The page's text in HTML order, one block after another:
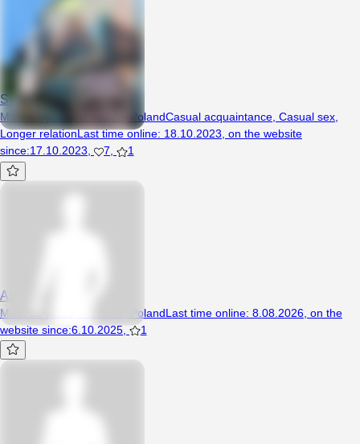
Sex333
Man, 37 years, Krzepice, PolandCasual acquaintance Casual sex
Longer relationLast time online: 18.10.2023 on the website
since:17.10.2023 7 1
Asdfer321
Man, 25 years, Krzepice, PolandLast time online: 8.08.2026 on the
website since:6.10.2025 1